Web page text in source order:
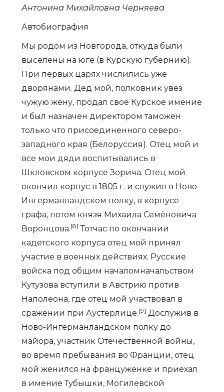
Антонина Михайловна Черняева
Автобиография
Мы родом из Новгорода, откуда были
выселены на юге (в Курскую губернию).
При первых царях числились уже
дворянами. Дед мой, полковник увез
чужую жену, продал своё Курское имение
и был назначен директором таможен
только что присоединенного северо-
западного края (Белоруссия). Отец мой и
все мои дяди воспитывались в
Шкловском корпусе Зорича. Отец мой
окончил корпус в 1805 г. и служил в Ново-
Ингерманландском полку, в корпусе
графа, потом князя Михаила Семёновича
Воронцова.[8] Тотчас по окончании
кадетского корпуса отец мой принял
участие в военных действиях. Русские
войска под общим началомначальством
Кутузова вступили в Австрию против
Наполеона, где отец мой участвовал в
сражении при Аустерлице.[9] Дослужив в
Ново-Ингерманландском полку до
майора, участник Отечественной войны,
во время пребывания во Франции, отец
мой женился на француженке и приехал
в имение Тубышки, Могилевской